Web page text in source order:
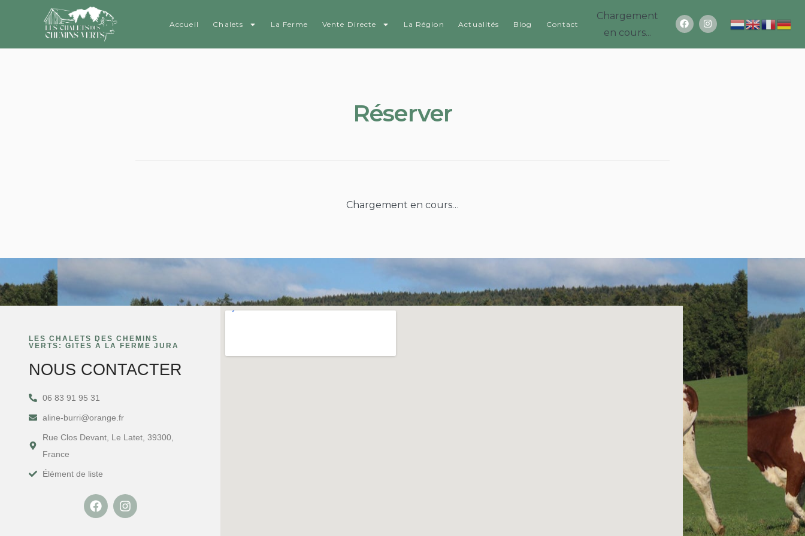
Accueil Chalets La Ferme Vente Directe La Région Actualités Blog Contact
Chargement
en cours...
Réserver
Chargement en cours…
LES CHALETS DES CHEMINS
VERTS: GITES À LA FERME JURA
NOUS CONTACTER
06 83 91 95 31
aline-burri@orange.fr
Rue Clos Devant, Le Latet, 39300,
France
Élément de liste